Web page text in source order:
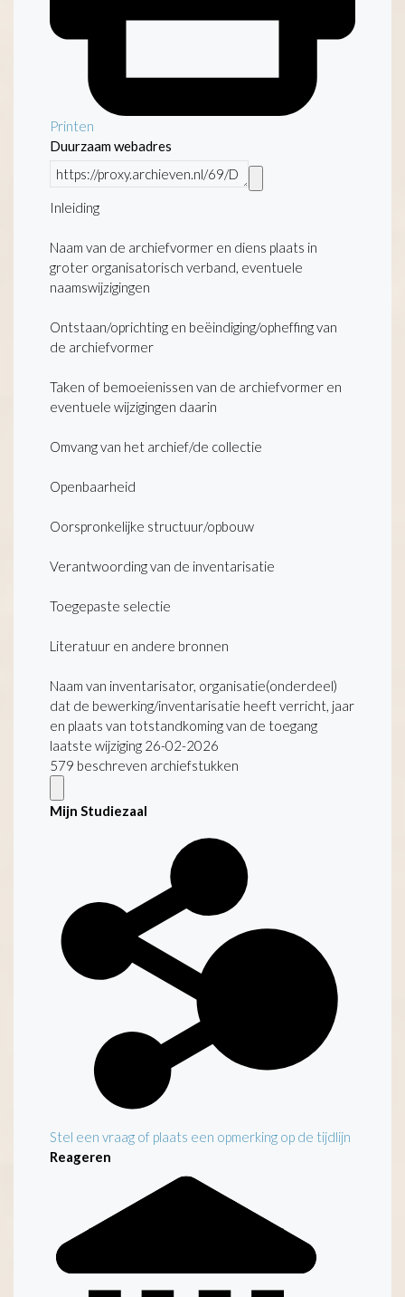
Printen
Duurzaam webadres
Inleiding
Naam van de archiefvormer en diens plaats in
groter organisatorisch verband, eventuele
naamswijzigingen
Ontstaan/oprichting en beëindiging/opheffing van
de archiefvormer
Taken of bemoeienissen van de archiefvormer en
eventuele wijzigingen daarin
Omvang van het archief/de collectie
Openbaarheid
Oorspronkelijke structuur/opbouw
Verantwoording van de inventarisatie
Toegepaste selectie
Literatuur en andere bronnen
Naam van inventarisator, organisatie(onderdeel)
dat de bewerking/inventarisatie heeft verricht, jaar
en plaats van totstandkoming van de toegang
laatste wijziging 26-02-2026
579 beschreven archiefstukken
Mijn Studiezaal
Stel een vraag of plaats een opmerking op de tijdlijn
Reageren